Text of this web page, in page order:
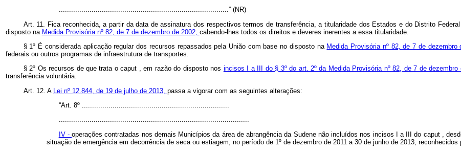
...................................................................................” (NR)
Art. 11. Fica reconhecida, a partir da data de assinatura dos respectivos termos de transferência, a titularidade dos Estados e do Distrito
disposto na Medida Provisória nº 82, de 7 de dezembro de 2002, cabendo-lhes todos os direitos e deveres inerentes a essa titularidade.
§ 1º É considerada aplicação regular dos recursos repassados pela União com base no disposto na Medida Provisória nº 82, de 7 de dezembro
federais ou outros programas de infraestrutura de transportes.
§ 2º Os recursos de que trata ocaput , em razão do disposto nos incisos I a III do § 3º do art. 2º da Medida Provisória nº 82, de 7 de dezembro
transferência voluntária.
Art. 12. A Lei nº 12.844, de 19 de julho de 2013, passa a vigorar com as seguintes alterações:
“Art. 8º ........................................................................
.............................................................................................
IV -operações contratadas nos demais Municípios da área de abrangência da Sudene não incluídos nos incisos I a III do caput
,
situação de emergência em decorrência de seca ou estiagem, no período de 1º de dezembro de 2011 a 30 de junho de 2013,